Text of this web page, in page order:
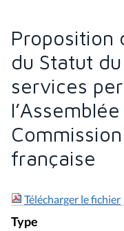
Proposition
du Statut
services
française
Télécharger le fichier
Type